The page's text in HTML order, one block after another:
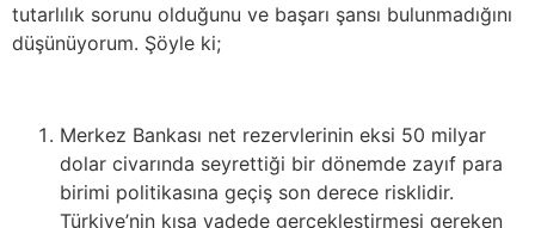
tutarlılık sorunu olduğunu ve başarı şansı bulunmadığını
düşünüyorum. Şöyle ki;
Merkez Bankası net rezervlerinin eksi 50 milyar
dolar civarında seyrettiği bir dönemde zayıf para
birimi politikasına geçiş son derece risklidir.
Türkiye’nin kısa vadede gerçekleştirmesi gereken